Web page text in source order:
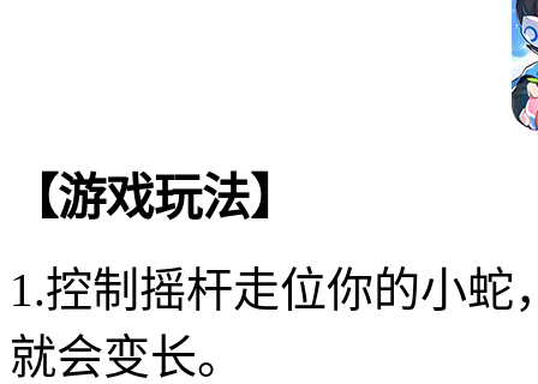
【游戏玩法】
1.控制摇杆走位你的小
就会变长。